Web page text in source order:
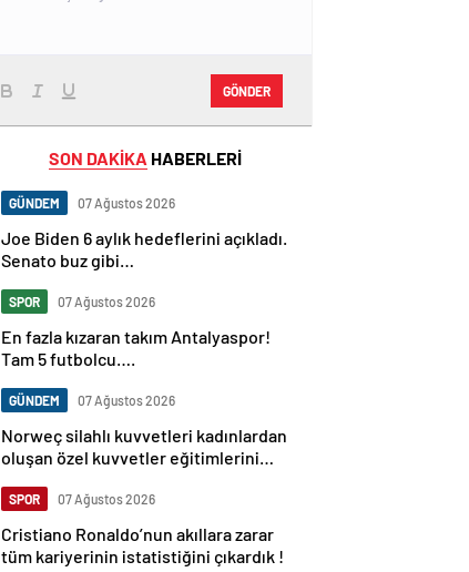
GÖNDER
SON DAKİKA HABERLERİ
GÜNDEM 07 Ağustos 2026
Joe Biden 6 aylık hedeflerini açıkladı.
Senato buz gibi…
SPOR 07 Ağustos 2026
En fazla kızaran takım Antalyaspor!
Tam 5 futbolcu….
GÜNDEM 07 Ağustos 2026
Norweç silahlı kuvvetleri kadınlardan
oluşan özel kuvvetler eğitimlerini
SPOR 07 Ağustos 2026
Cristiano Ronaldo’nun akıllara zarar
tüm kariyerinin istatistiğini çıkardık !